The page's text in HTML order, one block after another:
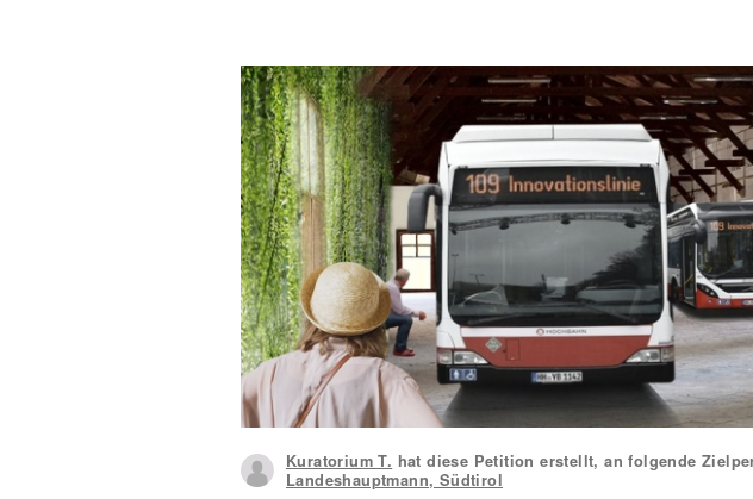
Kuratorium T. hat diese Petition erstellt, an folgende
Landeshauptmann, Südtirol